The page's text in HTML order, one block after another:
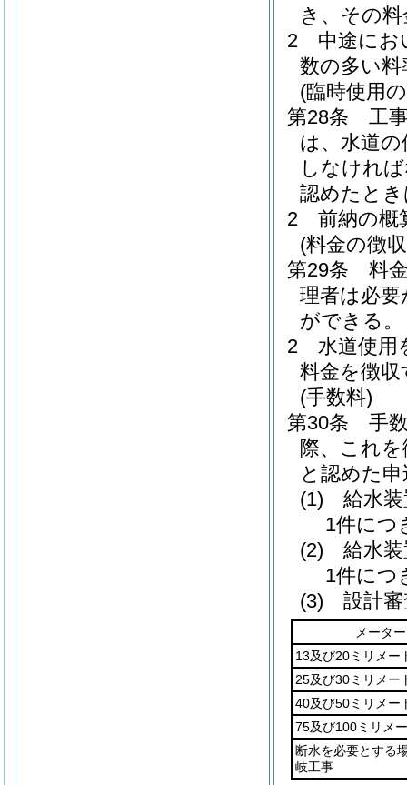
き、その
2
中途にお
数の多い
(臨時使用
第28条
工
は、水道
しなけれ
認めたと
2
前納の概
(料金の徴
第29条
料
理者は必
ができる。
2
水道使用
料金を徴収
(手数料)
第30条
手
際、これ
と認めた
(1)
給水
1件に
(2)
給水
1件に
(3)
設計
メータ
13及び20ミリメー
25及び30ミリメー
40及び50ミリメー
75及び100ミリメ
断水を必要とする
岐工事